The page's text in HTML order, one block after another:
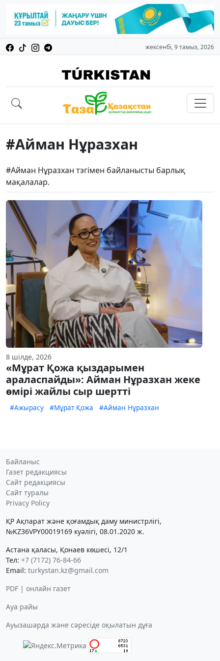
жексенбі, 9 тамыз, 2026
#Айман Нұразхан
#Айман Нұразхан тэгімен байланысты барлық
мақалалар.
8 шілде, 2026
«Мұрат Қожа қыздарымен
араласпайды»: Айман Нұразхан жеке
өмірі жайлы сыр шертті
#Ажырасу #Мұрат Қожа #Айман Нұразхан
Байланыс
Газет редакциясы
Сайт редакциясы
Сайт туралы
Privacy Policy
ҚР Ақпарат және қоғамдық даму министрлігі,
№KZ36VPY00019169 куәлігі, 08.01.2020 ж.
Астана қаласы, Қонаев көшесі, 12/1
Тел: +7 (7172) 76-84-66
Email: turkystan.kz@gmail.com
PDF | онлайн газет
Ауа райы
Ауызашарда және сәресіде оқылатын дұға